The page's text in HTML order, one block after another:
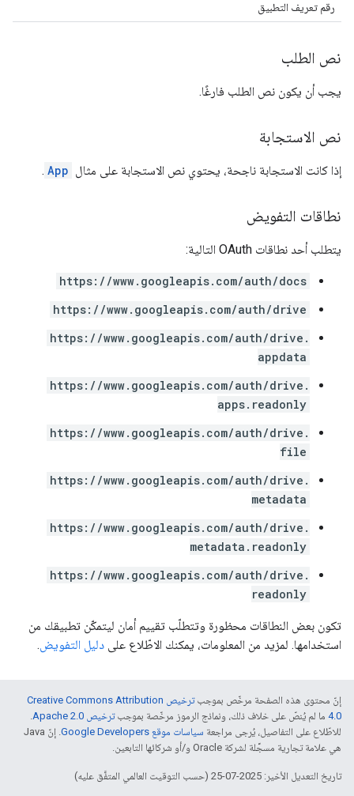
رقم تعريف التطبيق
نص الطلب
يجب أن يكون نص الطلب فارغًا.
نص الاستجابة
إذا كانت الاستجابة ناجحة، يحتوي نص الاستجابة على مثال App
.
نطاقات التفويض
يتطلب أحد نطاقات OAuth التالية:
https://www.googleapis.com/auth/docs
https://www.googleapis.com/auth/drive
https://www.googleapis.com/auth/drive.
appdata
https://www.googleapis.com/auth/drive.
apps.readonly
https://www.googleapis.com/auth/drive.
file
https://www.googleapis.com/auth/drive.
metadata
https://www.googleapis.com/auth/drive.
metadata.readonly
https://www.googleapis.com/auth/drive.
readonly
تكون بعض النطاقات محظورة وتتطلّب تقييم أمان ليتمكّن تطبيقك من
استخدامها. لمزيد من المعلومات، يمكنك الاطّلاع على دليل التفويض.
إنّ محتوى هذه الصفحة مرخّص بموجب
ترخيص Creative Commons Attribution
4.0‏ ما لم يُنصّ على خلاف ذلك، ونماذج الرموز مرخّصة بموجبترخيص Apache 2.0‏
.
للاطّلاع على التفاصيل، يُرجى مراجعة سياسات موقع Google Developers‏
. إنّ Java
هي علامة تجارية مسجَّلة لشركة Oracle و/أو شركائها التابعين.
تاريخ التعديل الأخير: 2025-07-25 (حسب التوقيت العالمي المتفَّق عليه)